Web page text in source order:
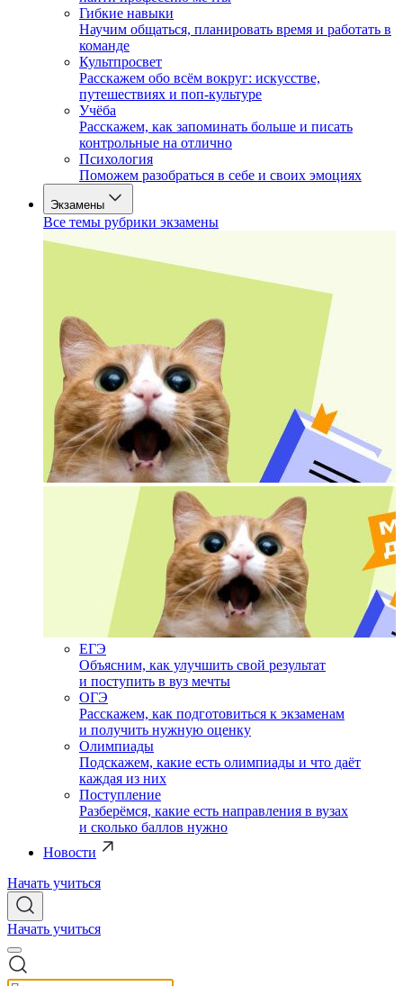
Гибкие навыки
Научим общаться, планировать время и работать в
команде
Культпросвет
Расскажем обо всём вокруг: искусстве,
путешествиях и поп-культуре
Учёба
Расскажем, как запоминать больше и писать
контрольные на отлично
Психология
Поможем разобраться в себе и своих эмоциях
Экзамены
Все темы рубрики экзамены
ЕГЭ
Объясним, как улучшить свой результат
и поступить в вуз мечты
ОГЭ
Расскажем, как подготовиться к экзаменам
и получить нужную оценку
Олимпиады
Подскажем, какие есть олимпиады и что даёт
каждая из них
Поступление
Разберёмся, какие есть направления в вузах
и сколько баллов нужно
Новости
Начать учиться
Начать учиться